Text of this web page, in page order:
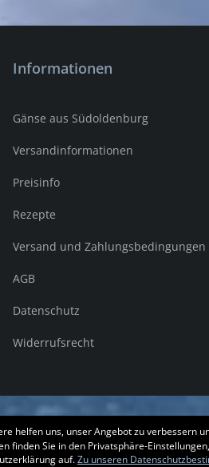
Informationen
Gänse aus Südoldenburg
Versandinformationen
Preisinfo
Rezepte
Versand und Zahlungsbedingungen
AGB
Datenschutz
Widerrufsrecht
helfen uns, unser Angebot zu verbessern
finden Sie in den Privatsphäre-
auf.Zu unseren